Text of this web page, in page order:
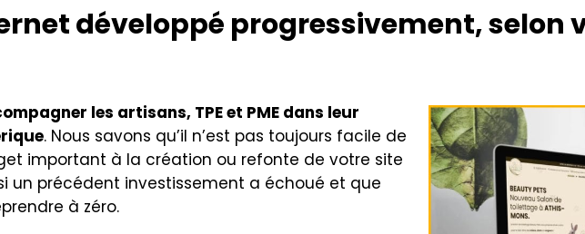
développé progressivement, selon
les artisans, TPE et PME dans leur
. Nous savons qu’il n’est pas toujours facile de
important à la création ou refonte de votre site
un précédent investissement a échoué et que
à zéro.